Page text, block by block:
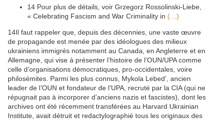
14 Pour plus de détails, voir Grzegorz Rossolinski-Liebe,
« Celebrating Fascism and War Criminality in (…)
14Il faut rappeler que, depuis des décennies, une vaste œuvre
de propagande est menée par des idéologues des milieux
ukrainiens immigrés notamment au Canada, en Angleterre et en
Allemagne, qui vise à présenter l’histoire de l’OUN/UPA comme
celle d’organisations démocratiques, pro-occidentales, voire
philosémites. Parmi les plus connus, Mykola Lebed’, ancien
leader de l’OUN et fondateur de l’UPA, recruté par la CIA (qui ne
répugnait pas à incorporer d’anciens nazis et fascistes), dont les
archives ont été récemment transférées au Harvard Ukrainian
Institute, avait détruit et redactylographié tous les originaux des